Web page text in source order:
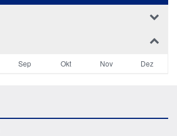
Sep Okt Nov Dez